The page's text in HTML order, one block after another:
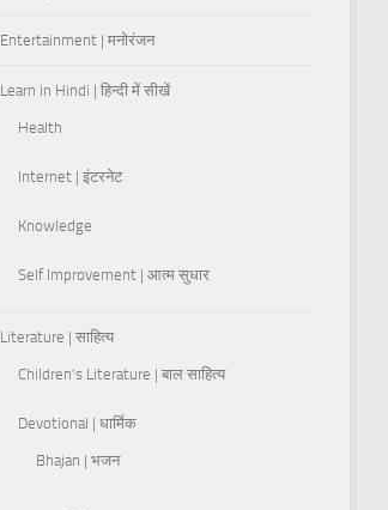
Entertainment | मनोरंजन
Learn in Hindi | हिन्दी में सीखें
Health
Internet | इंटरनेट
Knowledge
Self Improvement | आत्म सुधार
Literature | साहित्य
Children's Literature | बाल साहित्य
Devotional | धार्मिक
Bhajan | भजन